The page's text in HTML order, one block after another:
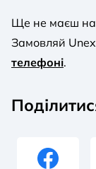
Ще не маєш
Замовляй
телефоні.